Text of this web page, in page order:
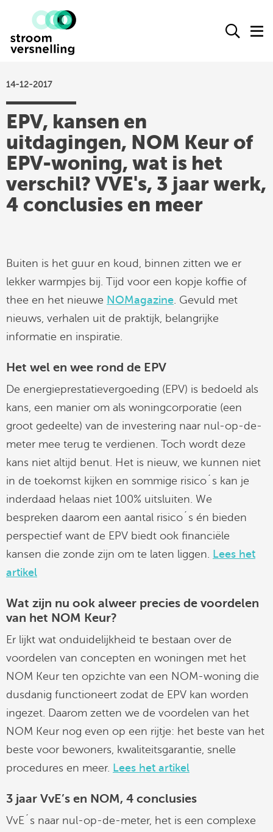
Stroomversnelling
agenda
kennisproducten
leden
over ons
Stroomversnelling
linkedin
14-12-2017
EPV, kansen en
uitdagingen, NOM Keur of
EPV-woning, wat is het
verschil? VVE's, 3 jaar werk,
4 conclusies en meer
Buiten is het guur en koud, binnen zitten we er
lekker warmpjes bij. Tijd voor een kopje koffie of
thee en het nieuwe NOMagazine. Gevuld met
nieuws, verhalen uit de praktijk, belangrijke
informatie en inspiratie.
Het wel en wee rond de EPV
De energieprestatievergoeding (EPV) is bedoeld als
kans, een manier om als woningcorporatie (een
groot gedeelte) van de investering naar nul-op-de-
meter mee terug te verdienen. Toch wordt deze
kans niet altijd benut. Het is nieuw, we kunnen niet
in de toekomst kijken en sommige risico´s kan je
inderdaad helaas niet 100% uitsluiten. We
bespreken daarom een aantal risico´s én bieden
perspectief want de EPV biedt ook financiële
kansen die zonde zijn om te laten liggen. Lees het
artikel
Wat zijn nu ook alweer precies de voordelen
van het NOM Keur?
Er lijkt wat onduidelijkheid te bestaan over de
voordelen van concepten en woningen met het
NOM Keur ten opzichte van een NOM-woning die
dusdanig functioneert zodat de EPV kan worden
ingezet. Daarom zetten we de voordelen van het
NOM Keur nog even op een rijtje: het beste van het
beste voor bewoners, kwaliteitsgarantie, snelle
procedures en meer. Lees het artikel
3 jaar VvE’s en NOM, 4 conclusies
VvE´s naar nul-op-de-meter, het is een complexe